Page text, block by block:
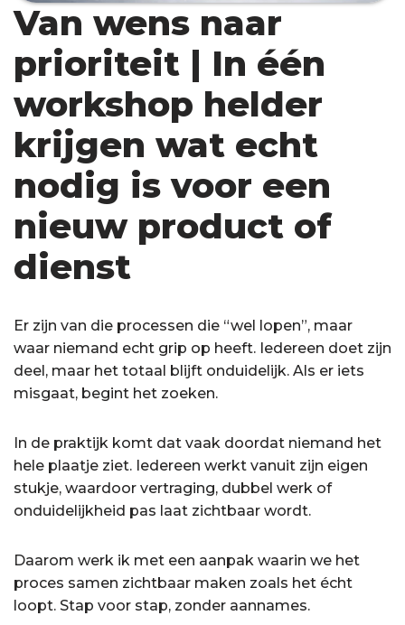
Van wens naar
prioriteit | In één
workshop helder
krijgen wat echt
nodig is voor een
nieuw product of
dienst
Er zijn van die processen die “wel lopen”, maar
waar niemand echt grip op heeft. Iedereen doet zijn
deel, maar het totaal blijft onduidelijk. Als er iets
misgaat, begint het zoeken.
In de praktijk komt dat vaak doordat niemand het
hele plaatje ziet. Iedereen werkt vanuit zijn eigen
stukje, waardoor vertraging, dubbel werk of
onduidelijkheid pas laat zichtbaar wordt.
Daarom werk ik met een aanpak waarin we het
proces samen zichtbaar maken zoals het écht
loopt. Stap voor stap, zonder aannames.